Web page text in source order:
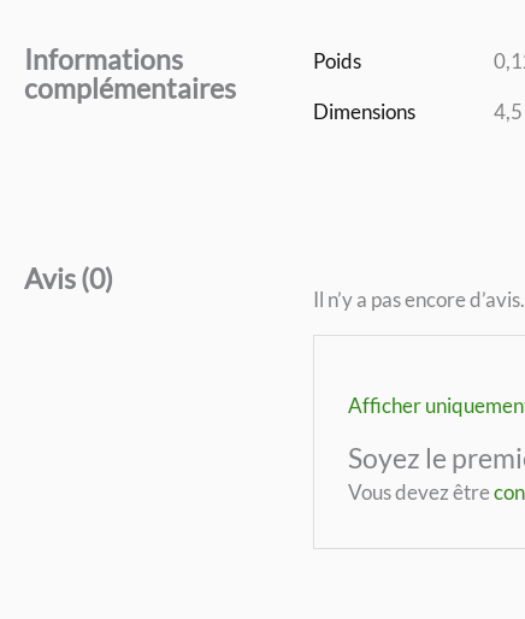
Informations
complémentaires
Poids
Dimensions
Avis (0)
Il n’y a pas encore d’avis.
Afficher
Soyez le
Vous devez être